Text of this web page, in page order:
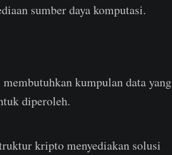
sumber daya komputasi.
kumpulan data yang
diperoleh.
kripto menyediakan solusi